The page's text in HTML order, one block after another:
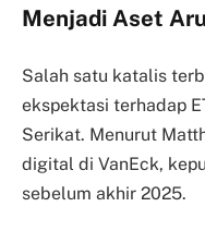
Menjadi Aset
Salah satu katalis
ekspektasi terhadap
Serikat. Menurut
digital di VanEck,
sebelum akhir 2025.